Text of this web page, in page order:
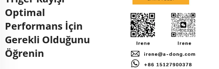
Optimal
Performans İçin
Gerekli Olduğunu
Öğrenin